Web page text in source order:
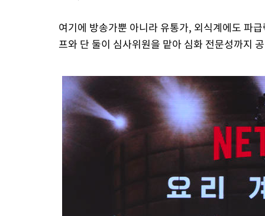
여기에 방송가뿐 아니라 유통가, 외식계에도 파
프와 단 둘이 심사위원을 맡아 심화 전문성까지